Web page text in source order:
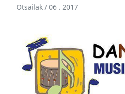
Otsailak / 06 . 2017